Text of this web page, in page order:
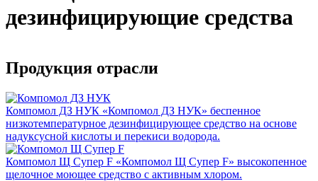
дезинфицирующие средства
Продукция отрасли
Компомол ДЗ НУК «Компомол ДЗ НУК» беспенное
низкотемпературное дезинфицирующее средство на основе
надуксусной кислоты и перекиси водорода.
Компомол Щ Супер F «Компомол Щ Супер F» высокопенное
щелочное моющее средство с активным хлором.